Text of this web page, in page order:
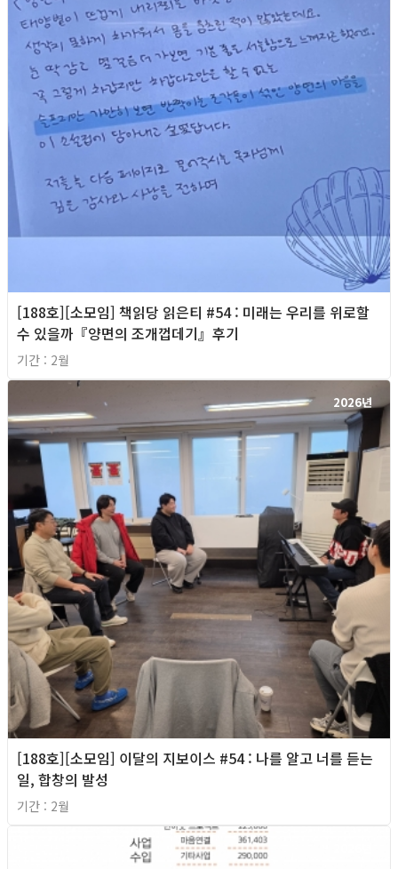
[188호][소모임] 책읽당 읽은티 #54 : 미래는 우리를 위로할
수 있을까『양면의 조개껍데기』후기
기간 : 2월
2026년
[188호][소모임] 이달의 지보이스 #54 : 나를 알고 너를 듣는
일, 합창의 발성
기간 : 2월